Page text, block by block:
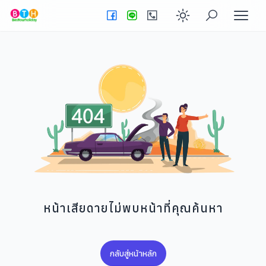
Enable dark
หน้าเสียดายไม่พบหน้าที่คุณค้นหา
กลับสู่หน้าหลัก